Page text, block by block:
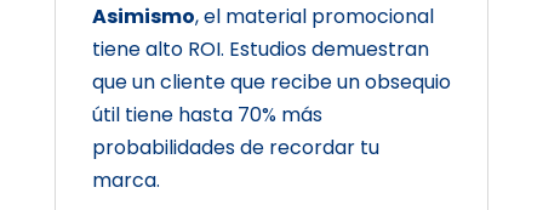
Asimismo, el material promocional
tiene alto ROI. Estudios demuestran
que un cliente que recibe un obsequio
útil tiene hasta 70% más
probabilidades de recordar tu
marca.